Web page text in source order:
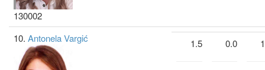
130002
10. Antonela Vargić 1.5 0.0